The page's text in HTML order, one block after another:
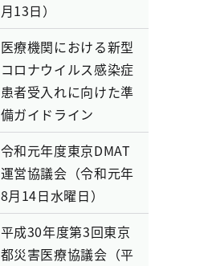
月13日）
医療機関における新型
コロナウイルス感染症
患者受入れに向けた準
備ガイドライン
令和元年度東京DMAT
運営協議会（令和元年
8月14日水曜日）
平成30年度第3回東京
都災害医療協議会（平